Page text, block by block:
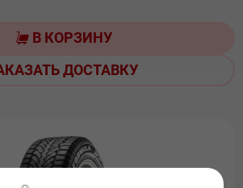
В КОРЗИНУ
ДОСТАВКУ